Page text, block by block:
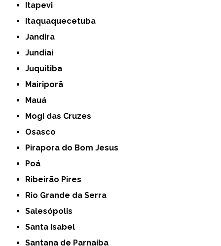
Itapevi
Itaquaquecetuba
Jandira
Jundiaí
Juquitiba
Mairiporã
Mauá
Mogi das Cruzes
Osasco
Pirapora do Bom Jesus
Poá
Ribeirão Pires
Rio Grande da Serra
Salesópolis
Santa Isabel
Santana de Parnaíba